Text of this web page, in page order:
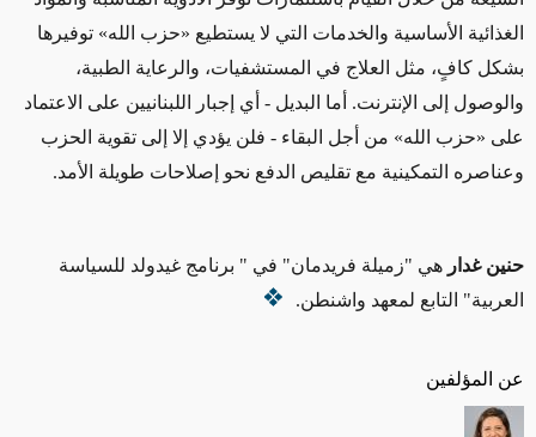
عن المؤلفين
الغذائية الأساسية والخدمات التي لا يستطيع «حزب الله» توفيرها
بشكل كافٍ، مثل العلاج في المستشفيات، والرعاية الطبية،
والوصول إلى الإنترنت. أما البديل - أي إجبار اللبنانيين على الاعتماد
على «حزب الله» من أجل البقاء - فلن يؤدي إلا إلى تقوية الحزب
وعناصره التمكينية مع تقليص الدفع نحو إصلاحات طويلة الأمد.
حنين غدار هي "زميلة فريدمان" في " برنامج غيدولد للسياسة
العربية" التابع لمعهد واشنطن.